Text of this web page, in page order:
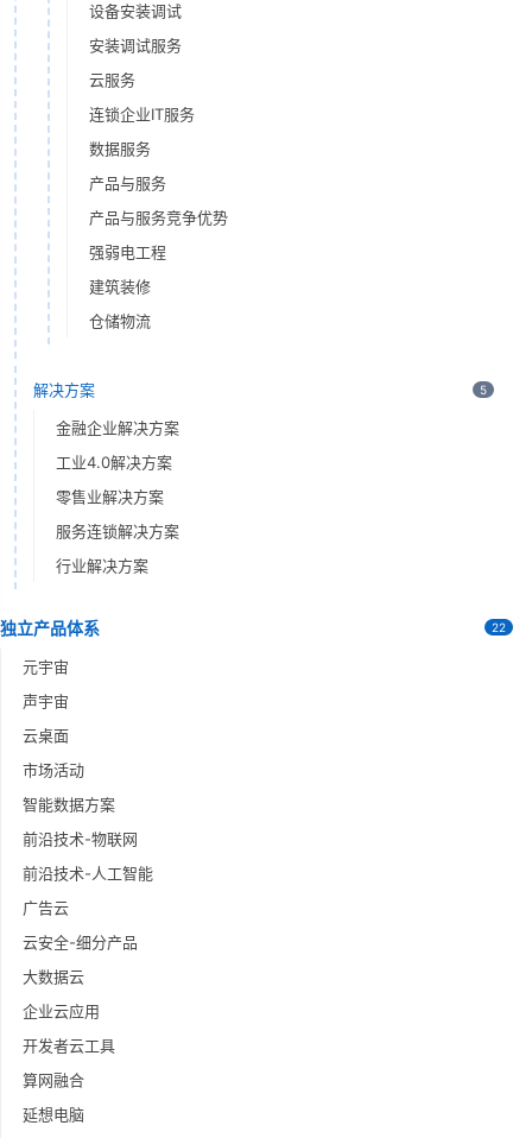
设备安装调试
安装调试服务
云服务
连锁企业IT服务
数据服务
产品与服务
产品与服务竞争优势
强弱电工程
建筑装修
仓储物流
解决方案 5
金融企业解决方案
工业4.0解决方案
零售业解决方案
服务连锁解决方案
行业解决方案
独立产品体系 22
元宇宙
声宇宙
云桌面
市场活动
智能数据方案
前沿技术-物联网
前沿技术-人工智能
广告云
云安全-细分产品
大数据云
企业云应用
开发者云工具
算网融合
延想电脑